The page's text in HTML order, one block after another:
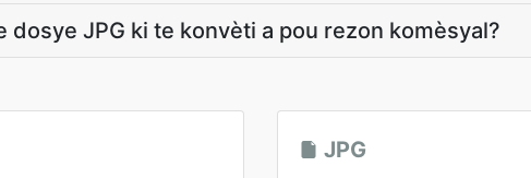
dosye JPG ki te konvèti a pou rezon komèsyal?
JPG